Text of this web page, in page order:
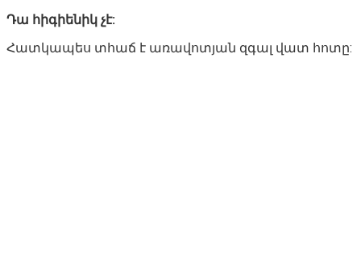
Դա հիգիենիկ չէ:
Հատկապես տհաճ է առավոտյան զգալ վատ հոտը: